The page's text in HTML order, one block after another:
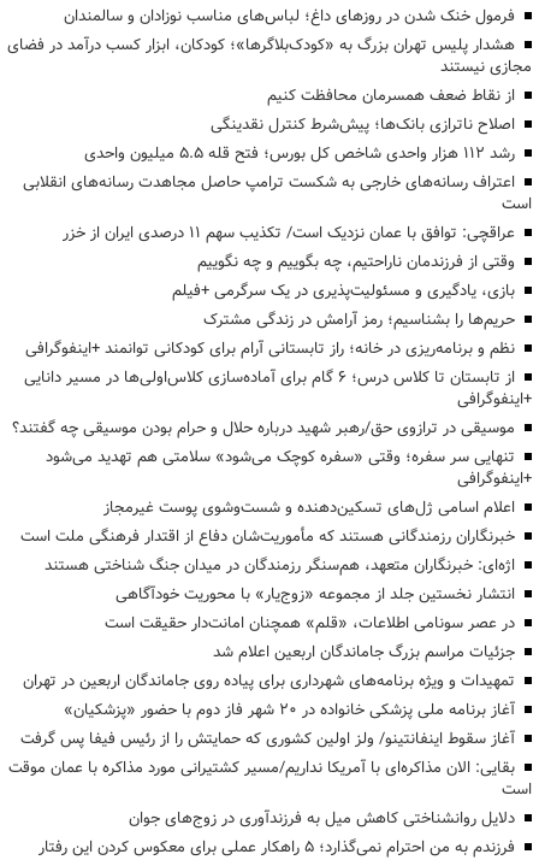
فرمول خنک شدن در روزهای داغ؛ لباس‌های مناسب نوزادان و سالمندان
هشدار پلیس تهران بزرگ به «کودک‌بلاگرها»؛ کودکان، ابزار کسب درآمد در فضای
مجازی نیستند
از نقاط ضعف همسرمان محافظت کنیم
اصلاح ناترازی بانک‌ها؛ پیش‌شرط کنترل نقدینگی
رشد ۱۱۲ هزار واحدی شاخص کل بورس؛ فتح قله ۵.۵ میلیون واحدی
اعتراف رسانه‌های خارجی به شکست ترامپ حاصل مجاهدت رسانه‌های انقلابی
است
عراقچی: توافق با عمان نزدیک است/ تکذیب سهم ۱۱ درصدی ایران از خزر
وقتی از فرزندمان ناراحتیم، چه بگوییم و چه نگوییم
بازی، یادگیری و مسئولیت‌پذیری در یک سرگرمی +فیلم
حریم‌ها را بشناسیم؛ رمز آرامش در زندگی مشترک
نظم و برنامه‌ریزی در خانه؛ راز تابستانی آرام برای کودکانی توانمند +اینفوگرافی
از تابستان تا کلاس درس؛ ۶ گام برای آماده‌سازی کلاس‌اولی‌ها در مسیر دانایی
+اینفوگرافی
موسیقی در ترازوی حق/رهبر شهید درباره حلال و حرام بودن موسیقی چه گفتند؟
تنهایی سر سفره؛ وقتی «سفره کوچک می‌شود» سلامتی هم تهدید می‌شود
+اینفوگرافی
اعلام اسامی ژل‌های تسکین‌دهنده و شست‌وشوی پوست غیرمجاز
خبرنگاران رزمندگانی هستند که مأموریت‌شان دفاع از اقتدار فرهنگی ملت است
اژه‌ای: خبرنگاران متعهد، هم‌سنگر رزمندگان در میدان جنگ شناختی هستند
انتشار نخستین جلد از مجموعه «زوج‌یار» با محوریت خودآگاهی
در عصر سونامی اطلاعات، «قلم» همچنان امانت‌دار حقیقت است
جزئیات مراسم بزرگ جاماندگان اربعین اعلام شد
تمهیدات و ویژه برنامه‌های شهرداری برای پیاده روی جاماندگان اربعین در تهران
آغاز برنامه ملی پزشکی خانواده در ۲۰ شهر فاز دوم با حضور «پزشکیان»
آغاز سقوط اینفانتینو/ ولز اولین کشوری که حمایتش را از رئیس فیفا پس گرفت
بقایی: الان مذاکره‌ای با آمریکا نداریم/مسیر کشتیرانی مورد مذاکره با عمان موقت
است
دلایل روانشناختی کاهش میل به فرزندآوری در زوج‌های جوان
فرزندم به من احترام نمی‌گذارد؛ ۵ راهکار عملی برای معکوس کردن این رفتار